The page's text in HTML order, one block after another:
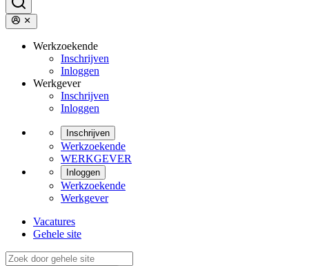
Werkzoekende
Inschrijven
Inloggen
Werkgever
Inschrijven
Inloggen
Inschrijven
Werkzoekende
WERKGEVER
Inloggen
Werkzoekende
Werkgever
Vacatures
Gehele site